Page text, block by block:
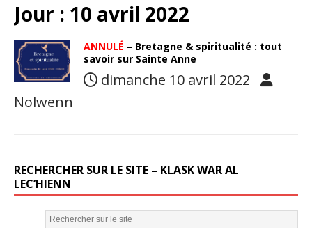
Jour : 10 avril 2022
ANNULÉ – Bretagne & spiritualité : tout
savoir sur Sainte Anne
dimanche 10 avril 2022
Nolwenn
RECHERCHER SUR LE SITE – KLASK WAR AL
LEC’HIENN